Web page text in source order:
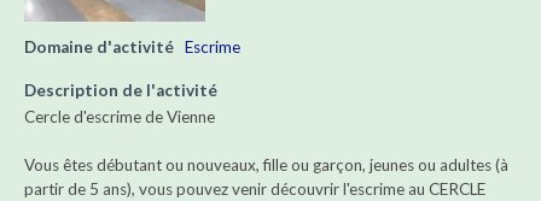
Domaine d'activité Escrime
Description de l'activité
Cercle d'escrime de Vienne
Vous êtes débutant ou nouveaux, fille ou garçon, jeunes ou adultes (à
partir de 5 ans), vous pouvez venir découvrir l'escrime au CERCLE